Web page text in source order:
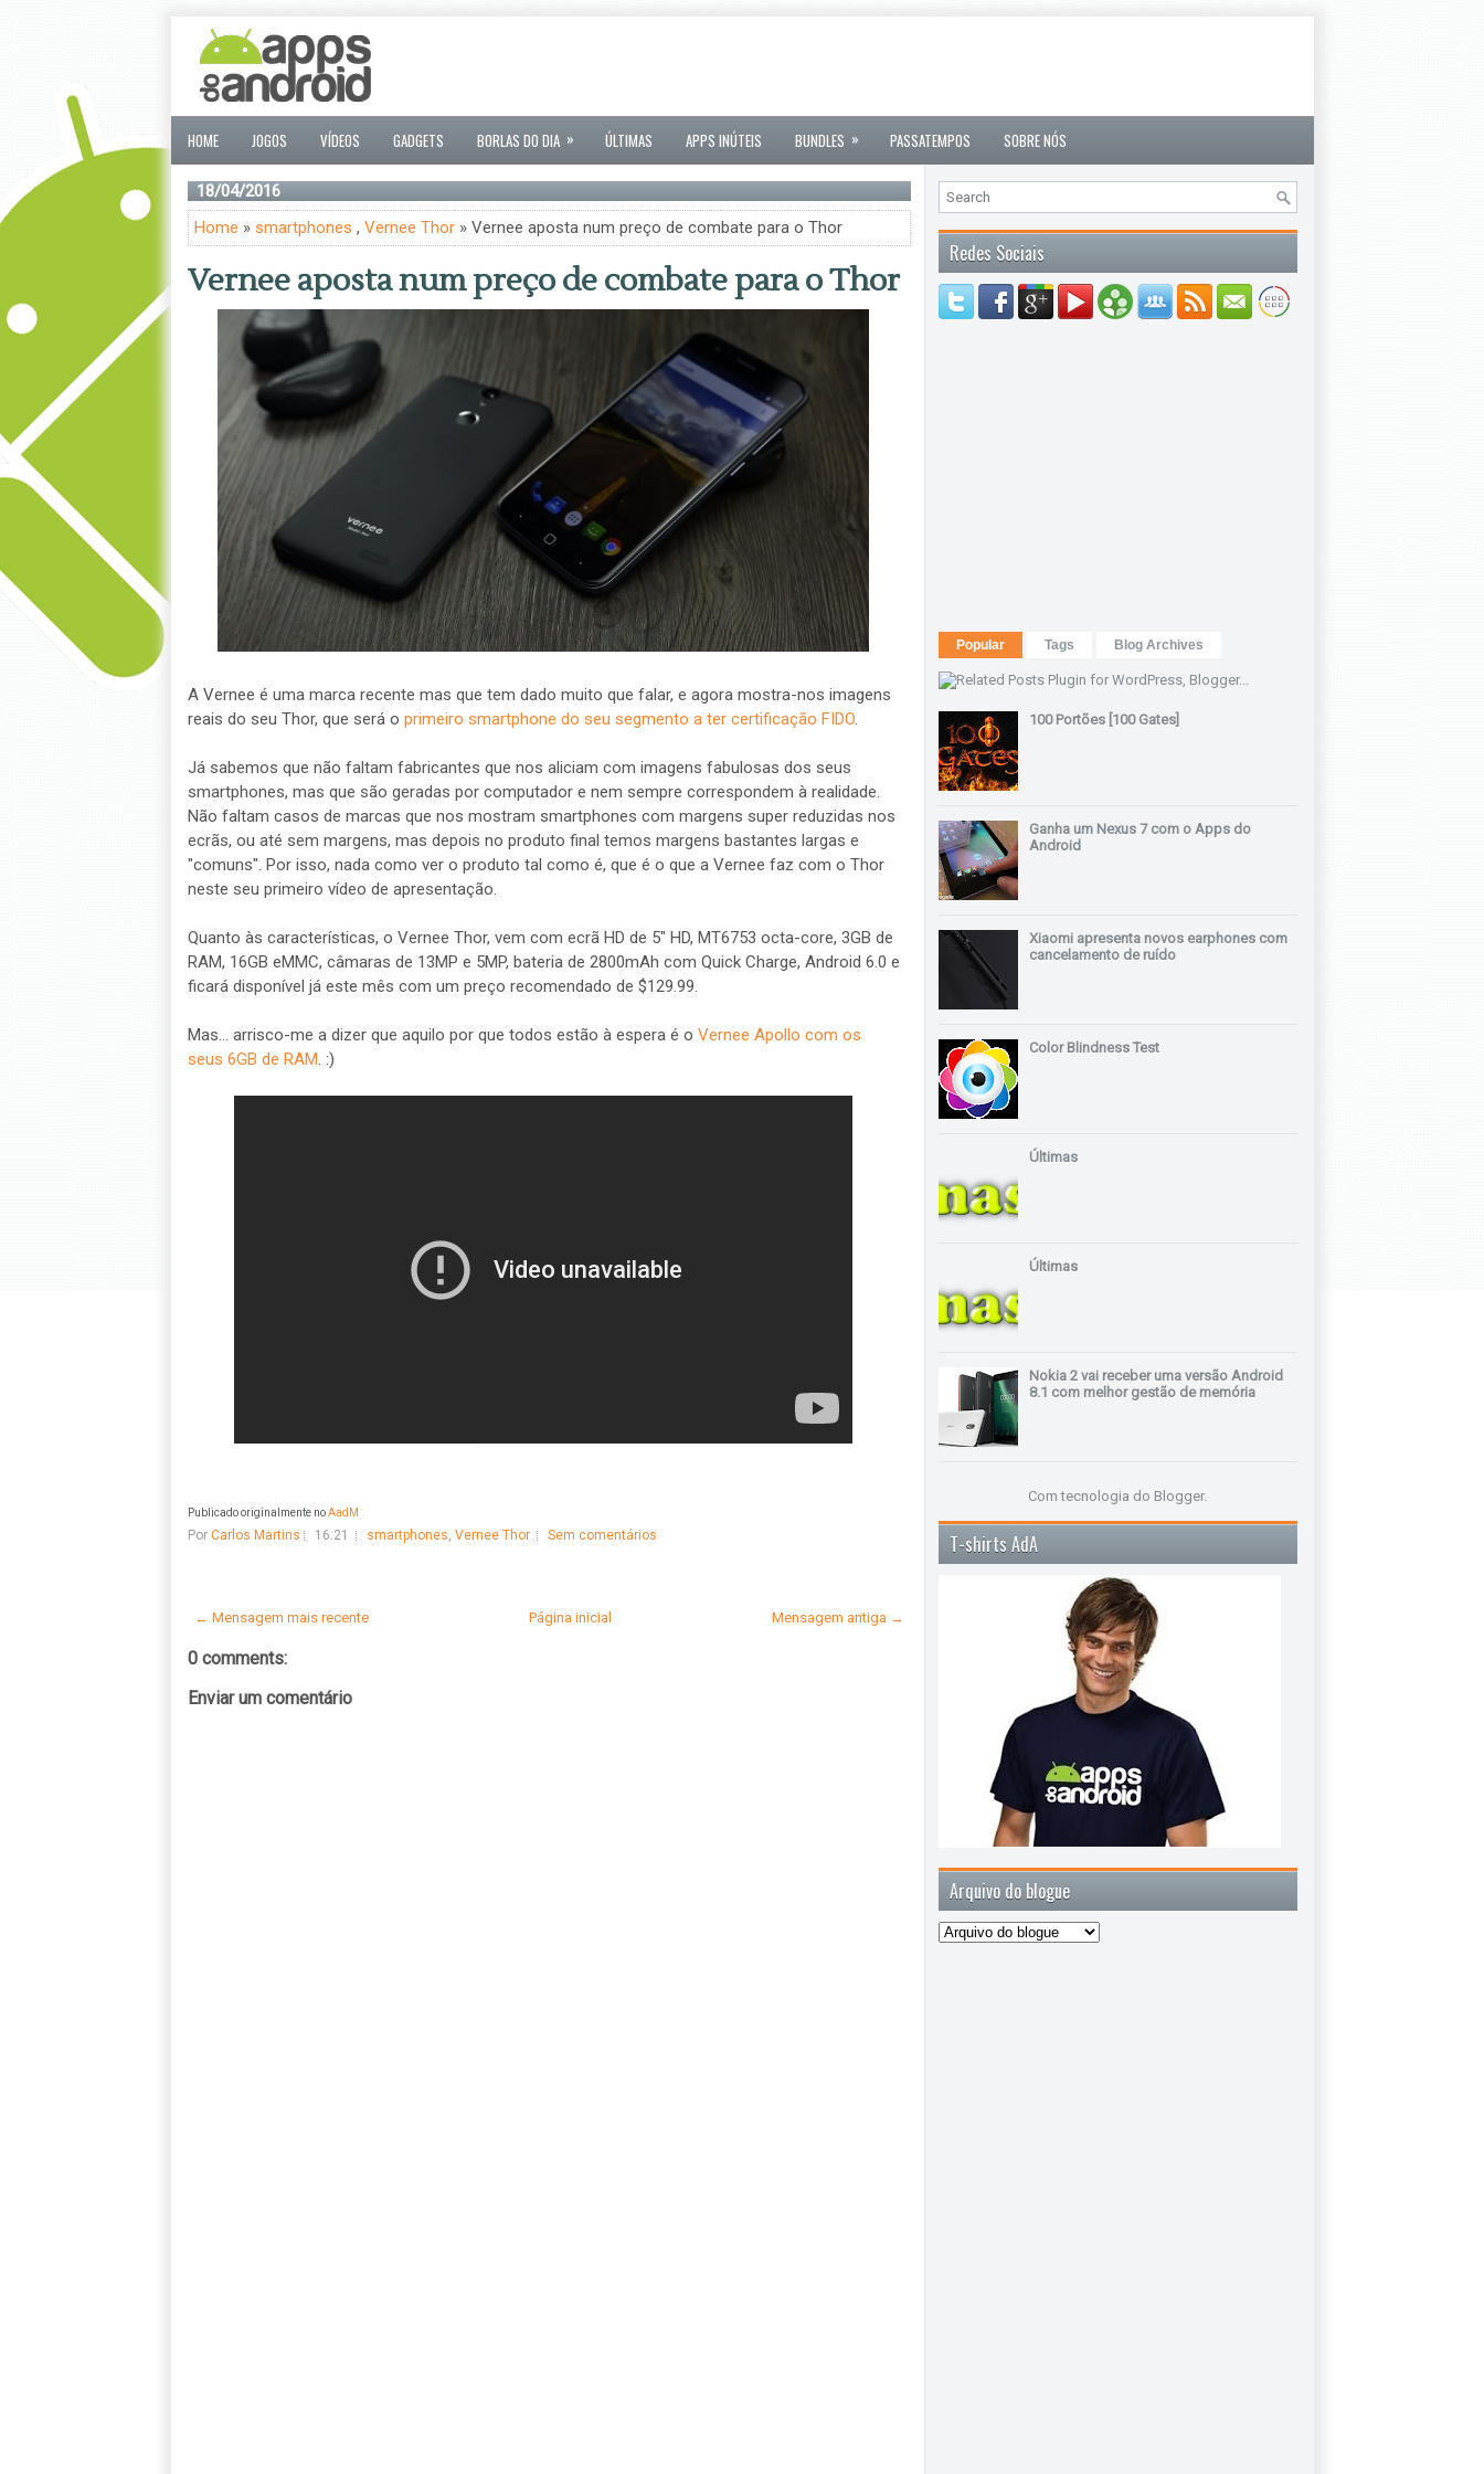
HOME JOGOS VÍDEOS GADGETS BORLAS DO DIA » ÚLTIMAS APPS INÚTEIS BUNDLES » PASSATEMPOS SOBRE NÓS
18/04/2016
Home » smartphones , Vernee Thor» Vernee aposta num preço de combate para o Thor
Vernee aposta num preço de combate para o Thor
A Vernee é uma marca recente mas que tem dado muito que falar, e agora mostra-nos imagens
reais do seu Thor, que será o primeiro smartphone do seu segmento a ter certificação FIDO.
Já sabemos que não faltam fabricantes que nos aliciam com imagens fabulosas dos seus
smartphones, mas que são geradas por computador e nem sempre correspondem à realidade.
Não faltam casos de marcas que nos mostram smartphones com margens super reduzidas nos
ecrãs, ou até sem margens, mas depois no produto final temos margens bastantes largas e
"comuns". Por isso, nada como ver o produto tal como é, que é o que a Vernee faz com o Thor
neste seu primeiro vídeo de apresentação.
Quanto às características, o Vernee Thor, vem com ecrã HD de 5" HD, MT6753 octa-core, 3GB de
RAM, 16GB eMMC, câmaras de 13MP e 5MP, bateria de 2800mAh com Quick Charge, Android 6.0 e
ficará disponível já este mês com um preço recomendado de $129.99.
Mas... arrisco-me a dizer que aquilo por que todos estão à espera é o Vernee Apollo com os
seus 6GB de RAM. :)
Publicado originalmente noAadM
Por Carlos Martins 16:21 smartphones, Vernee Thor Sem comentários
← Mensagem mais recente Mensagem antiga →
Página inicial
0 comments:
Enviar um comentário
Redes Sociais
Popular Tags Blog Archives
100 Portões [100 Gates]
Ganha um Nexus 7 com o Apps do
Android
Xiaomi apresenta novos earphones com
cancelamento de ruído
Color Blindness Test
Últimas
Últimas
Nokia 2 vai receber uma versão Android
8.1 com melhor gestão de memória
Com tecnologia do Blogger.
T-shirts AdA
Arquivo do blogue